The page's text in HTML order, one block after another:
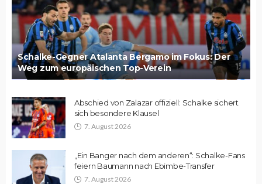
Schalke-Gegner Atalanta Bergamo im Fokus: Der
Weg zum europäischen Top-Verein
Abschied von Zalazar offiziell: Schalke sichert
sich besondere Klausel
7. August 2026
„Ein Banger nach dem anderen“: Schalke-Fans
feiern Baumann nach Ebimbe-Transfer
7. August 2026